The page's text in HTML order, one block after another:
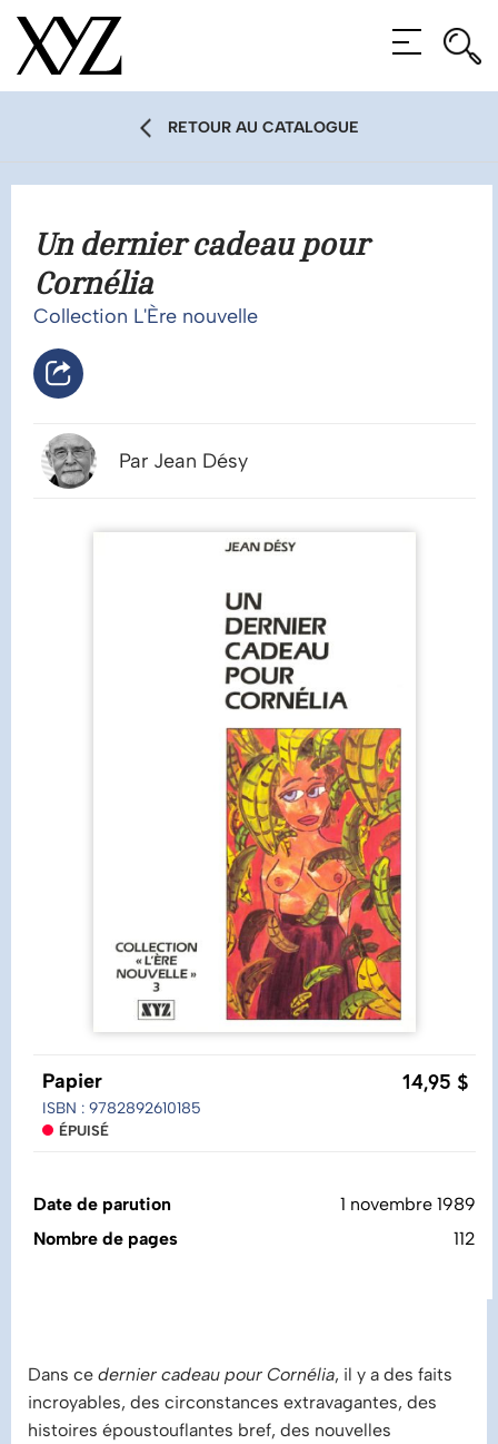
MENU
RETOUR AU CATALOGUE
Un dernier cadeau pour
Cornélia
Collection L'Ère nouvelle
Par Jean Désy
Papier
ÉPUISÉ
ISBN : 9782892610185
14,95 $
Date de parution
1 novembre 1989
Nombre de pages
112
Dans ce dernier cadeau pour Cornélia, il y a des faits
incroyables, des circonstances extravagantes, des
histoires époustouflantes bref, des nouvelles